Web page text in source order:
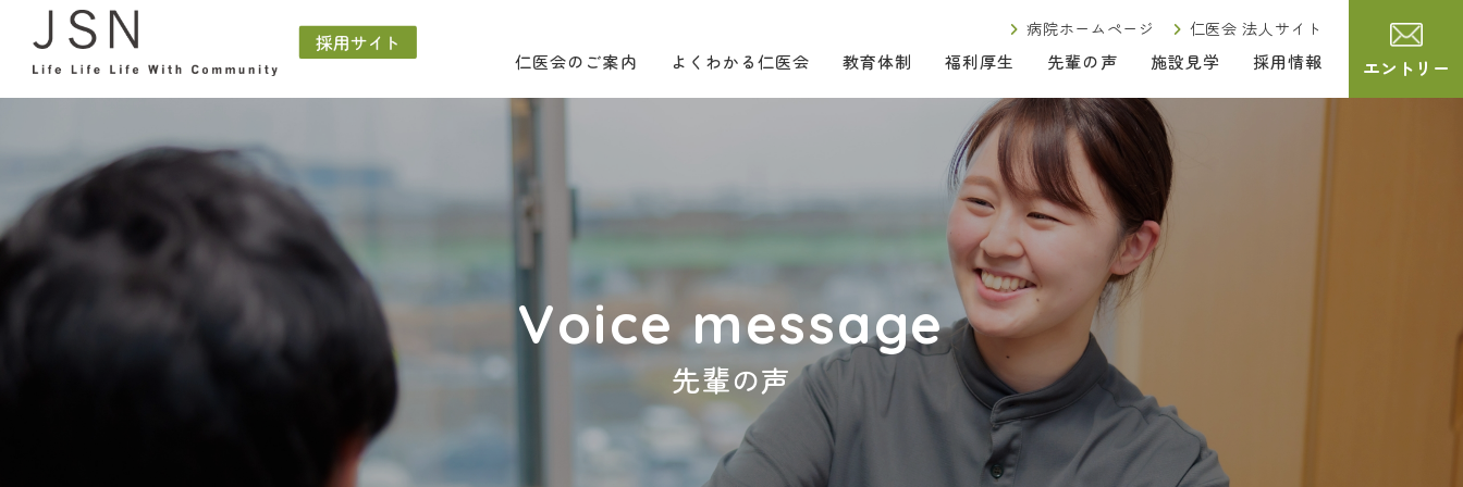
病院ホームページ 仁医会 法人サイト
仁医会のご案内 よくわかる仁医会 教育体制 福利厚生 先輩の声 施設見学 採用情報 エントリー
Voice message
先輩の声